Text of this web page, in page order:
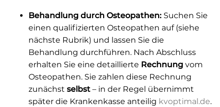
Behandlung durch Osteopathen: Suchen Sie
einen qualifizierten Osteopathen auf (siehe
nächste Rubrik) und lassen Sie die
Behandlung durchführen. Nach Abschluss
erhalten Sie eine detaillierte Rechnung vom
Osteopathen. Sie zahlen diese Rechnung
zunächst selbst – in der Regel übernimmt
später die Krankenkasse anteilig kvoptimal.de.